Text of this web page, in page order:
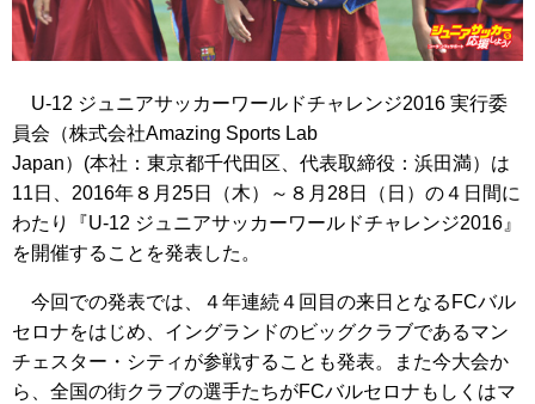
U-12 ジュニアサッカーワールドチャレンジ2016 実行委
員会（株式会社Amazing Sports Lab
Japan）(本社：東京都千代田区、代表取締役：浜田満）は
11日、2016年８月25日（木）～８月28日（日）の４日間に
わたり『U-12 ジュニアサッカーワールドチャレンジ2016』
を開催することを発表した。
今回での発表では、４年連続４回目の来日となるFCバル
セロナをはじめ、イングランドのビッグクラブであるマン
チェスター・シティが参戦することも発表。また今大会か
ら、全国の街クラブの選手たちがFCバルセロナもしくはマ